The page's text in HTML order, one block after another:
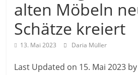
alten Möbeln
Schätze kreiert
13. Mai 2023 Daria Müller
Last Updated on 15. Mai 2023 by